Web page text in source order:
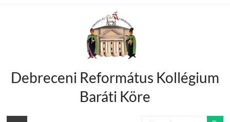
Debreceni Református Kollégium
Baráti Köre